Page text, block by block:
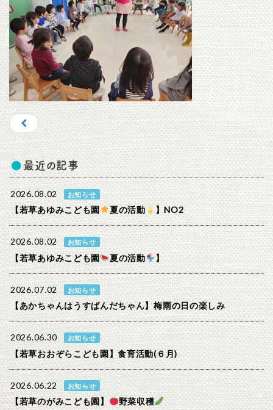
最近の記事
2026.08.02 お知らせ
【若草あゆみこども園 夏の活動 】NO2
2026.08.02 お知らせ
【若草あゆみこども園 夏の活動 】
2026.07.02 お知らせ
【あかちゃんはうすぱんだちゃん】梅雨の日の楽しみ
2026.06.30 お知らせ
【若草おおぞらこども園】食育活動(６月)
2026.06.22 お知らせ
【若草のがみこども園】 野菜収穫